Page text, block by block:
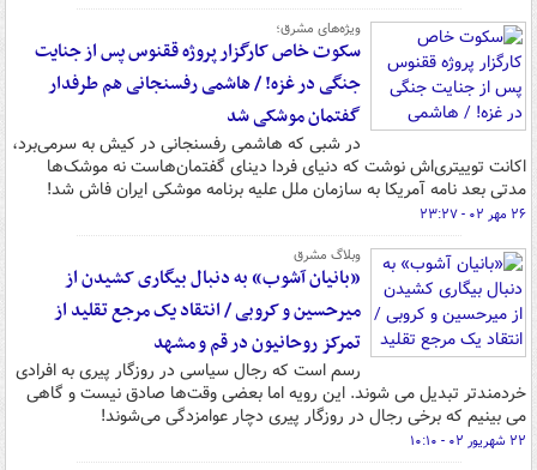
ویژه‌های مشرق؛
سکوت خاص کارگزار پروژه ققنوس پس از جنایت
جنگی در غزه! / هاشمی رفسنجانی هم طرفدار
گفتمان موشکی شد
در شبی که هاشمی رفسنجانی در کیش به سرمی‌برد،
اکانت توییتری‌اش نوشت که دنیای فردا دینای گفتمان‌هاست نه موشک‌ها
مدتی بعد نامه آمریکا به سازمان ملل علیه برنامه موشکی ایران فاش شد!
۲۶ مهر ۰۲ - ۲۳:۲۷
وبلاگ مشرق
«بانیان آشوب» به دنبال بیگاری کشیدن از
میرحسین و کروبی / انتقاد یک مرجع تقلید از
تمرکز روحانیون در قم و مشهد
رسم است که رجال سیاسی در روزگار پیری به افرادی
خردمندتر تبدیل می شوند. این رویه اما بعضی وقت‌ها صادق نیست و گاهی
می بینیم که برخی رجال در روزگار پیری دچار عوامزدگی می‌شوند!
۲۲ شهریور ۰۲ - ۱۰:۱۰